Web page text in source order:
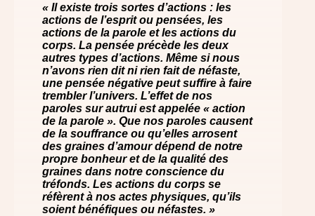
« Il existe trois sortes d’actions : les
actions de l’esprit ou pensées, les
actions de la parole et les actions du
corps. La pensée précède les deux
autres types d’actions. Même si nous
n’avons rien dit ni rien fait de néfaste,
une pensée négative peut suffire à faire
trembler l’univers. L’effet de nos
paroles sur autrui est appelée « action
de la parole ». Que nos paroles causent
de la souffrance ou qu’elles arrosent
des graines d’amour dépend de notre
propre bonheur et de la qualité des
graines dans notre conscience du
tréfonds. Les actions du corps se
réfèrent à nos actes physiques, qu’ils
soient bénéfiques ou néfastes. »